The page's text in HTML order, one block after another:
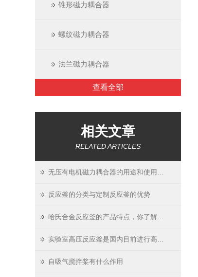
锥形磁力耦合器
螺纹磁力耦合器
法兰磁力耦合器
查看全部
相关文章
RELATED ARTICLES
反应釜的分类与定制反应釜的优势
自吸气搅拌桨有什么作用